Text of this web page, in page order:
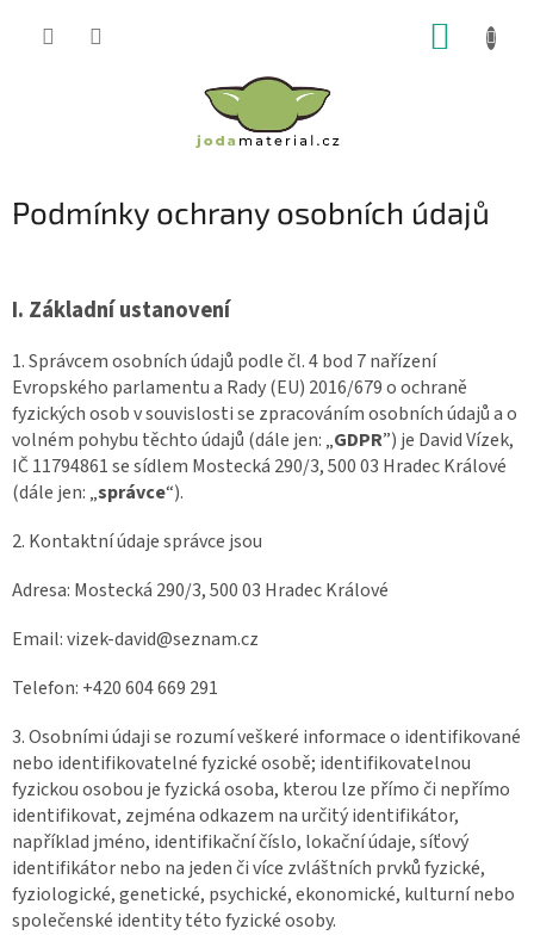
Podmínky ochrany osobních údajů
I. Základní ustanovení
1. Správcem osobních údajů podle čl. 4 bod 7 nařízení
Evropského parlamentu a Rady (EU) 2016/679 o ochraně
fyzických osob v souvislosti se zpracováním osobních údajů a o
volném pohybu těchto údajů (dále jen: „GDPR”) je David Vízek,
IČ 11794861 se sídlem Mostecká 290/3, 500 03 Hradec Králové
(dále jen: „správce“).
2. Kontaktní údaje správce jsou
Adresa: Mostecká 290/3, 500 03 Hradec Králové
Email: vizek-david@seznam.cz
Telefon: +420 604 669 291
3. Osobními údaji se rozumí veškeré informace o identifikované
nebo identifikovatelné fyzické osobě; identifikovatelnou
fyzickou osobou je fyzická osoba, kterou lze přímo či nepřímo
identifikovat, zejména odkazem na určitý identifikátor,
například jméno, identifikační číslo, lokační údaje, síťový
identifikátor nebo na jeden či více zvláštních prvků fyzické,
fyziologické, genetické, psychické, ekonomické, kulturní nebo
společenské identity této fyzické osoby.